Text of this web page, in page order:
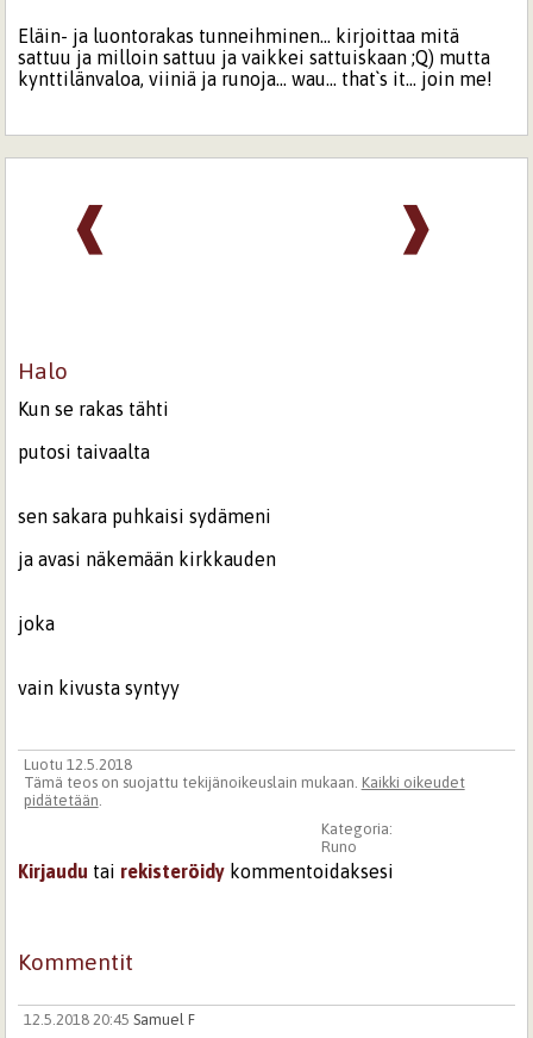
Eläin- ja luontorakas tunneihminen... kirjoittaa mitä
sattuu ja milloin sattuu ja vaikkei sattuiskaan ;Q) mutta
kynttilänvaloa, viiniä ja runoja... wau... that`s it... join me!
❱
❰
Halo
Kun se rakas tähti
putosi taivaalta
sen sakara puhkaisi sydämeni
ja avasi näkemään kirkkauden
joka
vain kivusta syntyy
Luotu 12.5.2018
Tämä teos on suojattu tekijänoikeuslain mukaan. Kaikki oikeudet
pidätetään.
Kategoria:
Runo
Kirjaudu tai rekisteröidy kommentoidaksesi
Kommentit
12.5.2018 20:45 Samuel F